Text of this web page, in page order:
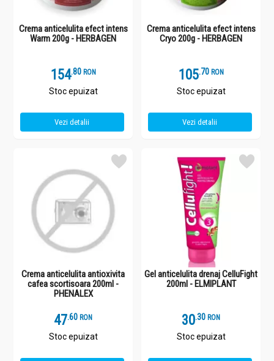
Crema anticelulita efect intens
Warm 200g - HERBAGEN
154.8 RON
Stoc epuizat
Vezi detalii
Crema anticelulita efect intens
Cryo 200g - HERBAGEN
105.7 RON
Stoc epuizat
Vezi detalii
Crema anticelulita antioxivita
cafea scortisoara 200ml -
PHENALEX
47.6 RON
Stoc epuizat
Gel anticelulita drenaj CelluFight
200ml - ELMIPLANT
30.3 RON
Stoc epuizat